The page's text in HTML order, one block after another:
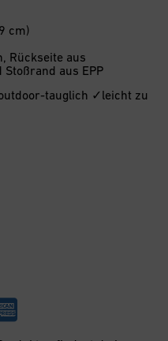
cm)
Rückseite aus
aus EPP
tauglich ✓leicht zu